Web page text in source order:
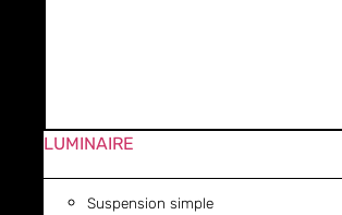
LUMINAIRE
Suspension simple